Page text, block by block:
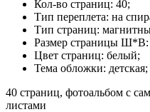
Кол-во страниц: 40;
Тип переплета: на
Тип страниц:
Размер страницы Ш*В:
Цвет страниц: белый;
Тема обложки: детская;
40 страниц, фотоальбом с
листами